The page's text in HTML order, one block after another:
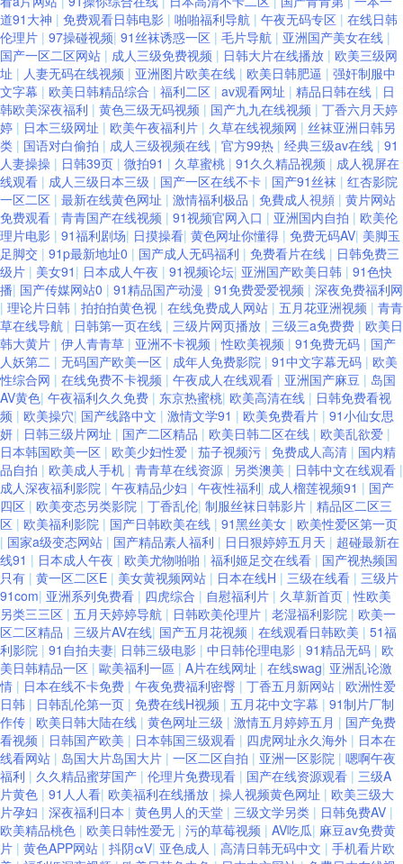
道91大神 | 免费观看日韩电影 | 啪啪福利导航 | 午夜无码专区 | 在线日韩
伦理片 | 97操碰视频| 91丝袜诱惑一区 | 毛片导航 | 亚洲国产美女在线 |
国产一区二区网站 | 成人三级免费视频 | 日韩大片在线播放 | 欧美三级网
址 | 人妻无码在线视频 | 亚洲图片欧美在线 | 欧美日韩肥逼 | 强奸制服中
文字幕 | 欧美日韩精品综合 | 福利二区 | av观看网址 | 精品日韩在线 | 日
韩欧美深夜福利 | 黄色三级无码视频 | 国产九九在线视频 | 丁香六月天婷
婷 | 日本三级网址 | 欧美午夜福利片 | 久草在线视频网 | 丝袜亚洲日韩另
类 | 国语对白偷拍 | 成人三级视频在线 | 官方99热 | 经典三级av在线 | 91
人妻操操 | 日韩39页 | 微拍91 | 久草蜜桃 | 91久久精品视频 | 成人视屏在
线观看 | 成人三级日本三级 | 国产一区在线不卡 | 国产91丝袜 | 红杏影院
一区二区 | 最新在线黄色网址 | 激情福利极品 | 免費成人視頻 | 黄片网站
免费观看 | 青青国产在线视频 | 91视频官网入口 | 亚洲国内自拍 | 欧美伦
理片电影 | 91福利剧场| 日摸操看| 黄色网址你懂得 | 免费无码AV| 美脚玉
足脚交 | 91p最新地址0 | 国产成人无码福利 | 免费看片在线 | 日韩免费三
级片 | 美女91 | 日本成人午夜 | 91视频论坛| 亚洲国产欧美日韩 | 91色快
播| 国产传媒网站0 | 91精品国产动漫 | 91免费爱爱视频 | 深夜免费福利网
| 理论片日韩 | 拍拍拍黄色视 | 在线免费成人网站 | 五月花亚洲视频 | 青青
草在线导航 | 日韩第一页在线 | 三级片网页播放 | 三级三a免费费 | 欧美日
韩大黄片 | 伊人青青草 | 亚洲不卡视频 |性欧美视频 | 91免费无码 | 国产
人妖第二 | 无码国产欧美一区 | 成年人免费影院 | 91中文字幕无码 | 欧美
性综合网 | 在线免费不卡视频 | 午夜成人在线观看 | 亚洲国产麻豆 | 岛国
AV黄色| 午夜福利久久免费 | 东京热蜜桃| 欧美高清在线 | 日韩免费看视
频 | 欧美操穴| 国产线路中文 | 激情文学91 | 欧美免费看片 | 91小仙女思
妍 | 日韩三级片网址 | 国产二区精品 | 欧美日韩二区在线 | 欧美乱欲爱 |
日本韩国欧美一区 | 欧美少妇性爱 | 茄子视频污 | 免费成人高清 | 国内精
品自拍 | 欧美成人手机 | 青青草在线资源 | 另类澳美 | 日韩中文在线观看 |
成人深夜福利影院 | 午夜精品少妇 | 午夜性福利| 成人榴莲视频91 | 国产
四区 | 欧美变态另类影院 | 丁香乱伦| 制服丝袜日韩影片 | 精品区二区三
区 | 欧美福利影院 | 国产日韩欧美在线 | 91黑丝美女 | 欧美性爱区第一页
| 国家a级变态网站 | 国产精品素人福利 | 日日狠婷婷五月天 | 超碰最新在
线91 | 日本成人午夜 | 欧美尤物啪啪 | 福利姬足交在线看 | 国产视热频国
只有 | 黄一区二区E | 美女黄视频网站 | 日本在线H | 三级在线看 | 三级片
91com| 亚洲系列免费看 | 四虎综合 | 自慰福利片 | 久草新首页 |性欧美
另类三三区 | 五月天婷婷导航 | 日韩欧美伦理片 | 老湿福利影院 | 欧美一
区二区精品 | 三级片AV在线| 国产五月花视频 | 在线观看日韩欧美 | 51福
利影院 | 91自拍夫妻| 日韩三级电影 | 中日韩伦理电影 | 91精品无码 | 欧
美日韩精品一区 | 歐美福利一區 | A片在线网址 | 在线swag| 亚洲乱论激
情 | 日本在线不卡免费 | 午夜免费福利密臀 | 丁香五月新网站 | 欧洲性爱
日韩 | 日韩乱伦第一页 | 免费在线H视频 | 五月花中文字幕 | 91制片厂制
作传 | 欧美日韩大陆在线 | 黄色网址三级 | 激情五月婷婷五月 | 国产免费
看视频 | 日韩国产欧美 | 日本韩国三级观看 | 四虎网址永久海外 | 日本在
线看网站 | 岛国大片岛国大片 | 一区二区自拍 | 亚洲一区影院 | 嗯啊午夜
福利 | 久久精品蜜芽国产 | 伦理片免费现看 | 国产在线资源观看 | 三级A
片黄色 | 91人人看| 欧美福利在线播放 | 操人视频黄色网址 | 欧美三级大
片孕妇 | 深夜福利日本 | 黄色男人的天堂 | 三级文学另类 | 日韩免费AV |
欧美精品桃色 | 欧美日韩性爱无 | 污的草莓视频 | AV吃瓜| 麻豆av免费黄
片 | 黄色APP网站 | 抖阴αV| 亚色成人 | 高清日韩无码中文 | 手机看片欧